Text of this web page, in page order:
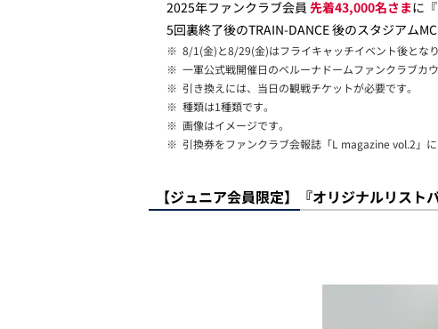
2025年ファンクラブ会員 先着43,000名さまに
5回裏終了後のTRAIN-DANCE 後のスタジアム
※ 8/1(金)と8/29(金)はフライキャッチイベント後とな
※ 一軍公式戦開催日のベルーナドームファンクラブカ
※ 引き換えには、当日の観戦チケットが必要です。
※ 種類は1種類です。
※ 画像はイメージです。
※ 引換券をファンクラブ会報誌「L magazine vol.2」に
【ジュニア会員限定】『オリジナルリスト